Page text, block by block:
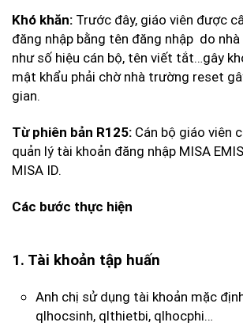
Khó khăn: Trước đây, giáo viên được
đăng nhập bằng tên đăng nhập do
như số hiệu cán bộ, tên viết tắt…gây
mật khẩu phải chờ nhà trường reset
gian.
Từ phiên bản R125: Cán bộ giáo viên
quản lý tài khoản đăng nhập MISA
MISA ID.
Các bước thực hiện
1. Tài khoản tập huấn
Anh chị sử dụng tài khoản mặc
qlhocsinh, qlthietbi, qlhocphi…